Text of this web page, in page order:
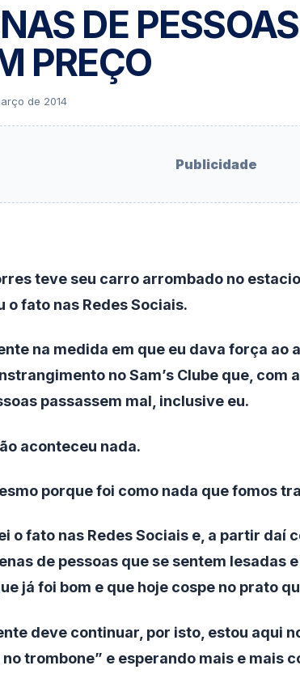
DE
PREÇO
de 2014
Publicidade
teve seu carro arrombado no
o fato nas Redes Sociais.
na medida em que eu dava força ao
no Sam’s Clube que, com
passassem mal, inclusive eu.
aconteceu nada.
porque foi como nada que fomos
o fato nas Redes Sociais e, a partir daí
de pessoas que se sentem lesadas
já foi bom e que hoje cospe no prato
deve continuar, por isto, estou aqui
trombone” e esperando mais e mais